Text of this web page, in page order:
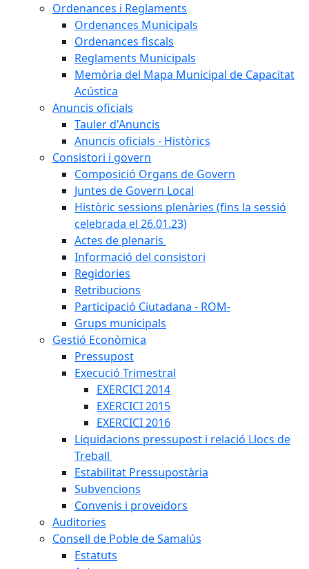
Ordenances i Reglaments
Ordenances Municipals
Ordenances fiscals
Reglaments Municipals
Memòria del Mapa Municipal de Capacitat
Acústica
Anuncis oficials
Tauler d'Anuncis
Anuncis oficials - Històrics
Consistori i govern
Composició Organs de Govern
Juntes de Govern Local
Històric sessions plenàries (fins la sessió
celebrada el 26.01.23)
Actes de plenaris
Informació del consistori
Regidories
Retribucions
Participació Ciutadana - ROM-
Grups municipals
Gestió Econòmica
Pressupost
Execució Trimestral
EXERCICI 2014
EXERCICI 2015
EXERCICI 2016
Liquidacions pressupost i relació Llocs de
Treball
Estabilitat Pressupostària
Subvencions
Convenis i proveïdors
Auditories
Consell de Poble de Samalús
Estatuts